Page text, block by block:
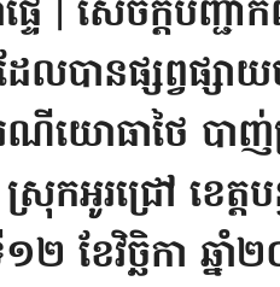
ៃ | សេចក្តីបញ្ជ
លបានផ្សព្វផ្សាយ
ណីយោធាថៃ បាញ់
រុកអូរជ្រៅ ខេត្
២ ខែវិច្ឆិកា ឆ្ន